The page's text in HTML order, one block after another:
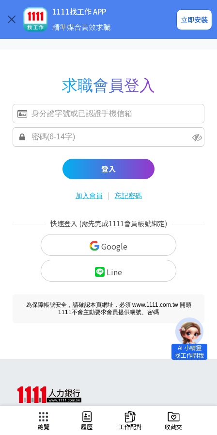
1111找工作 APP
精準媒合高效求職
立即安裝
企業求才
求職會員登入
登入
加入會員 | 忘記密碼
快速登入 (需先完成1111會員帳號綁定)
Google
Line
為保障帳號安全，請確認本頁網址，必須 www.1111.com.tw 開頭
1111不會主動要求會員提供帳號、密碼
總覽 履歷 工作配對 收藏夾